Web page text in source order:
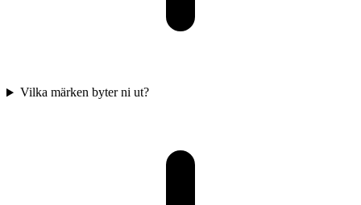
Vilka märken byter ni ut?